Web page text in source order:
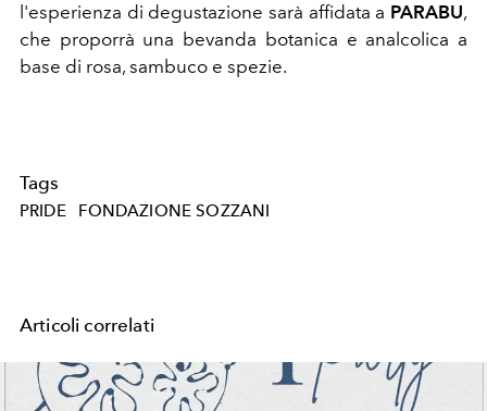
l'esperienza di degustazione sarà affidata a PARABU,
che proporrà una bevanda botanica e analcolica a
base di rosa, sambuco e spezie.
Tags
PRIDE FONDAZIONE SOZZANI
Articoli correlati